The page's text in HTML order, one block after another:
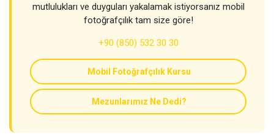
mutlulukları ve duyguları yakalamak istiyorsanız mobil
fotoğrafçılık tam size göre!
+90 (850) 532 30 30
Mobil Fotoğrafçılık Kursu
Mezunlarımız Ne Dedi?